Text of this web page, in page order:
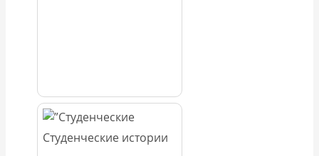
Студенческие истории